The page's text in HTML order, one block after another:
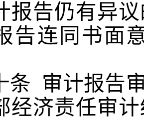
报告仍有异
告连同书面
条 审计报告
经济责任审